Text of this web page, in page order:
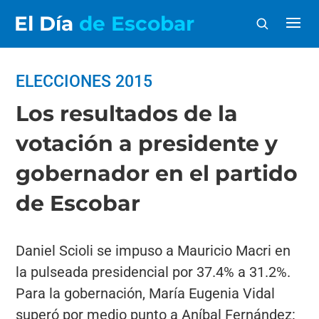
El Día de Escobar
ELECCIONES 2015
Los resultados de la
votación a presidente y
gobernador en el partido
de Escobar
Daniel Scioli se impuso a Mauricio Macri en
la pulseada presidencial por 37.4% a 31.2%.
Para la gobernación, María Eugenia Vidal
superó por medio punto a Aníbal Fernández: